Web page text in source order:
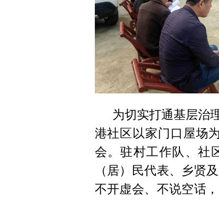
为切实打通基层治
港社区以家门口屋场
会。驻村工作队、社
（居）民代表、乡贤
不开虚会、不说空话